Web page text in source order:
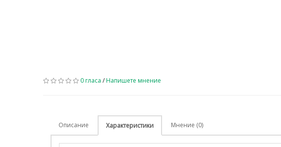
0 гласа /Напишете мнение
Описание Характеристики Мнение (0)